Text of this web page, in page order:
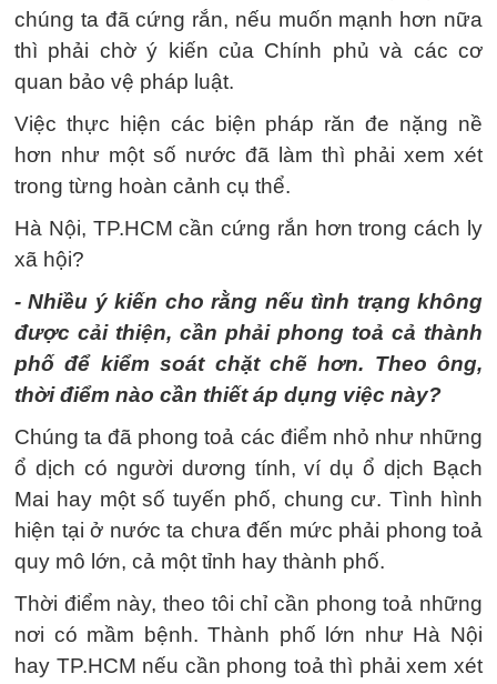
chúng ta đã cứng rắn, nếu muốn mạnh hơn nữa
thì phải chờ ý kiến của Chính phủ và các cơ
quan bảo vệ pháp luật.
Việc thực hiện các biện pháp răn đe nặng nề
hơn như một số nước đã làm thì phải xem xét
trong từng hoàn cảnh cụ thể.
Hà Nội, TP.HCM cần cứng rắn hơn trong cách ly
xã hội?
- Nhiều ý kiến cho rằng nếu tình trạng không
được cải thiện, cần phải phong toả cả thành
phố để kiểm soát chặt chẽ hơn. Theo ông,
thời điểm nào cần thiết áp dụng việc này?
Chúng ta đã phong toả các điểm nhỏ như những
ổ dịch có người dương tính, ví dụ ổ dịch Bạch
Mai hay một số tuyến phố, chung cư. Tình hình
hiện tại ở nước ta chưa đến mức phải phong toả
quy mô lớn, cả một tỉnh hay thành phố.
Thời điểm này, theo tôi chỉ cần phong toả những
nơi có mầm bệnh. Thành phố lớn như Hà Nội
hay TP.HCM nếu cần phong toả thì phải xem xét